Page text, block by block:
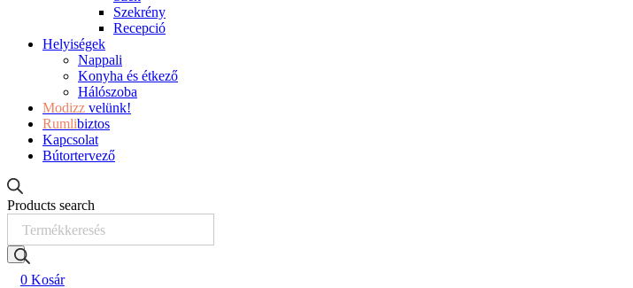
Szekrény
Recepció
Helyiségek
Nappali
Konyha és étkező
Hálószoba
Modizz velünk!
Rumlibiztos
Kapcsolat
Bútortervező
Products search
0 Kosár